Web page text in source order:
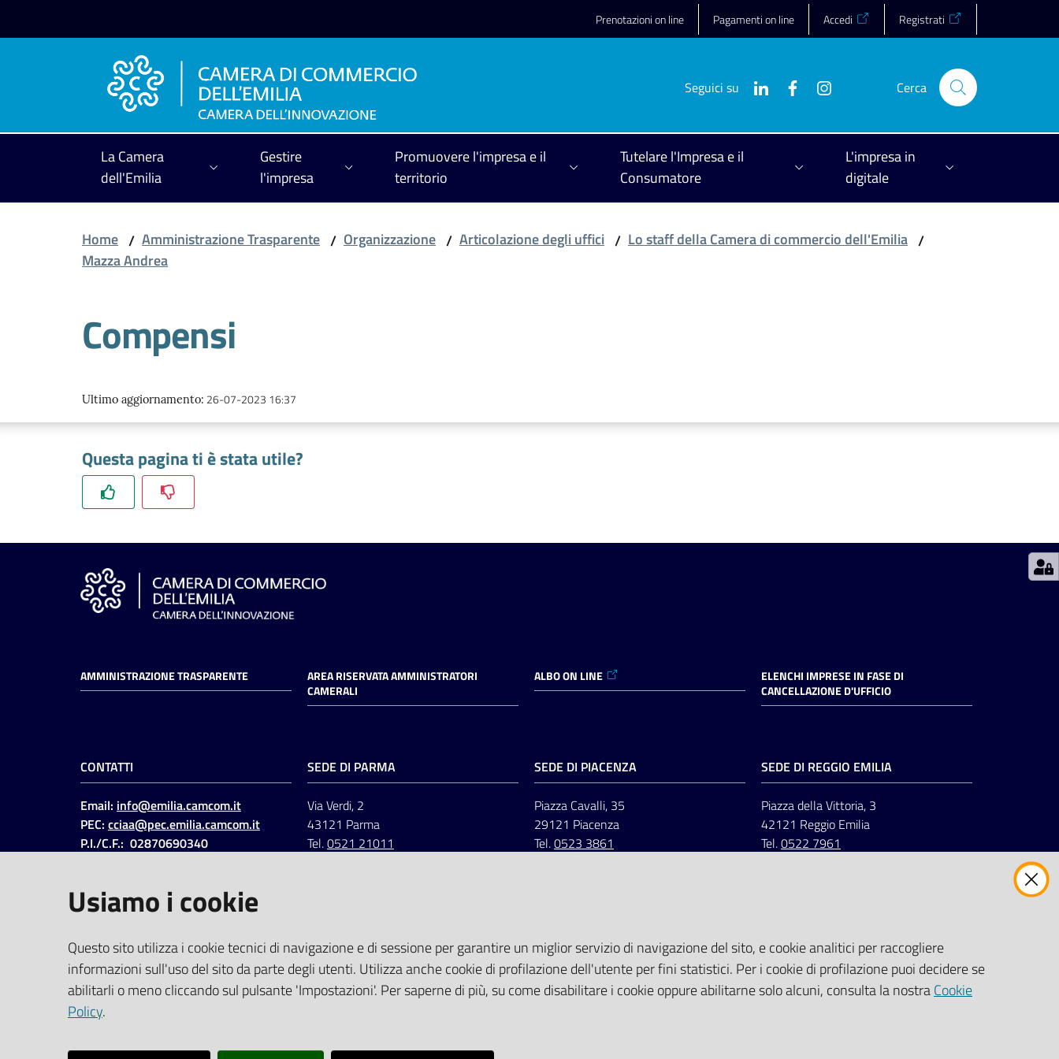
Prenotazioni on line Pagamenti on line Accedi Registrati
Seguici su Cerca
La Camera
dell'Emilia
Gestire
l'impresa
Promuovere l'impresa e il
territorio
Tutelare l'Impresa e il
Consumatore
L'impresa in
digitale
Home / Amministrazione Trasparente / Organizzazione / Articolazione degli uffici / Lo staff della Camera di commercio dell'Emilia /
Mazza Andrea
Compensi
Ultimo aggiornamento: 26-07-2023 16:37
Questa pagina ti è stata utile?
AMMINISTRAZIONE TRASPARENTE
AREA RISERVATA AMMINISTRATORI
CAMERALI
ALBO ON LINE
ELENCHI IMPRESE IN FASE DI
CANCELLAZIONE D'UFFICIO
CONTATTI
Email: info@emilia.camcom.it
PEC: cciaa@pec.emilia.camcom.it
P.I./C.F.: 02870690340
Codice IPA: ccem
SEDE DI PARMA
Via Verdi, 2
43121 Parma
Tel.0521 21011
SEDE DI PIACENZA
Piazza Cavalli, 35
29121 Piacenza
Tel.0523 3861
SEDE DI REGGIO EMILIA
Piazza della Vittoria, 3
42121 Reggio Emilia
Tel.0522 7961
SOCIAL
LinkedinFacebookInstagram
Usiamo i cookie
Questo sito utilizza i cookie tecnici di navigazione e di sessione per garantire un miglior servizio di navigazione del sito, e cookie analitici per raccogliere
informazioni sull'uso del sito da parte degli utenti. Utilizza anche cookie di profilazione dell'utente per fini statistici. Per i cookie di profilazione puoi decidere se
abilitarli o meno cliccando sul pulsante 'Impostazioni'. Per saperne di più, su come disabilitare i cookie oppure abilitarne solo alcuni, consulta la nostraCookie
Policy.